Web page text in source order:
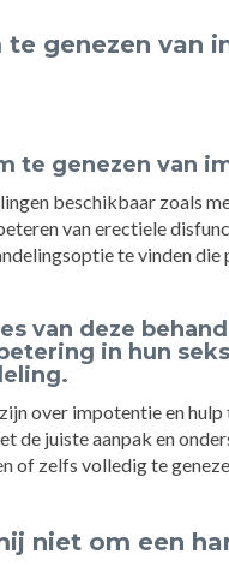
genezen van
te genezen van
beschikbaar zoals
van erectiele
te vinden
van deze
in hun
over impotentie en
de juiste aanpak en
of zelfs volledig te
niet om een